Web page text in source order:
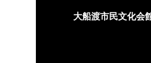
大船渡市民文化会館